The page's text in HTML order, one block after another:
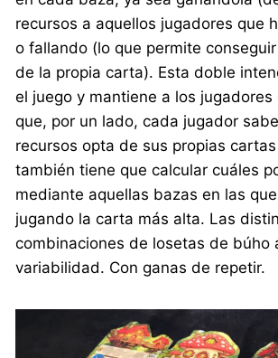
recursos a aquellos jugadores que
o fallando (lo que permite
de la propia carta). Esta doble
el juego y mantiene a los
que, por un lado, cada jugador
recursos opta de sus propias
también tiene que calcular cuáles
mediante aquellas bazas en las
jugando la carta más alta. Las
combinaciones de losetas de búho
variabilidad. Con ganas de repetir.